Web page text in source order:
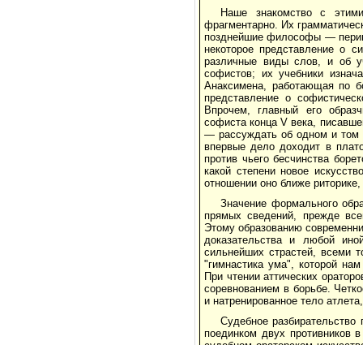
Наше знакомство с
фрагментарно. Их
позднейшие философы —
некоторое представление о
различные виды слов, и об
софистов; их учебники
Анаксимена, работающая по
представление о
Впрочем, главный его
софиста конца V века,
— рассуждать об одном и том
впервые дело доходит в
против чьего бесчинства
какой степени новое
отношении оно ближе
Значение формального
прямых сведений, прежде
Этому образованию
доказательства и любой
сильнейших страстей, всеми
"гимнастика ума", которой
При чтении аттических
соревнованием в борьбе.
и натренированное тело
Судебное разбирательство
поединком двух противников